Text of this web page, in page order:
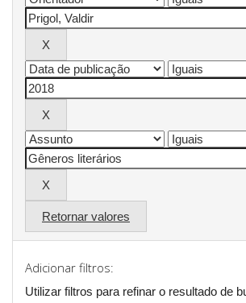
Retornar valores
Adicionar filtros:
Utilizar filtros para refinar o resultado de